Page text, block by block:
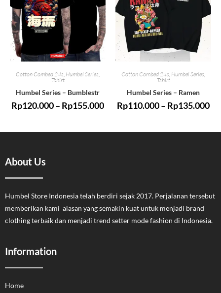
Cotton Combed 24s, Humbel Series,
Tshirt
Humbel Series – Bumblestr
Rp120.000– Rp155.000
Cotton Combed 24s, Humbel Series,
Tshirt
Humbel Series – Ramen
Rp110.000– Rp135.000
About Us
Humbel Store Indonesia telah berdiri sejak 2017. Perjalanan tersebut
memberikan kami alasan yang semakin kuat untuk menjadi brand
clothing terbaik dan menjadi trend setter mode fashion di Indonesia.
Information
Home